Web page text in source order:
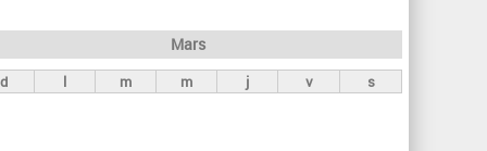
r
c
Mars
d l m m j v s